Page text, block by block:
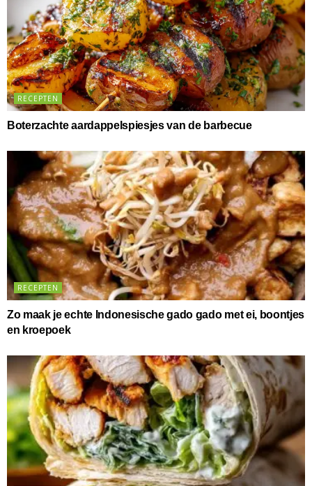
RECEPTEN
Boterzachte aardappelspiesjes van de barbecue
RECEPTEN
Zo maak je echte Indonesische gado gado met ei, boontjes
en kroepoek